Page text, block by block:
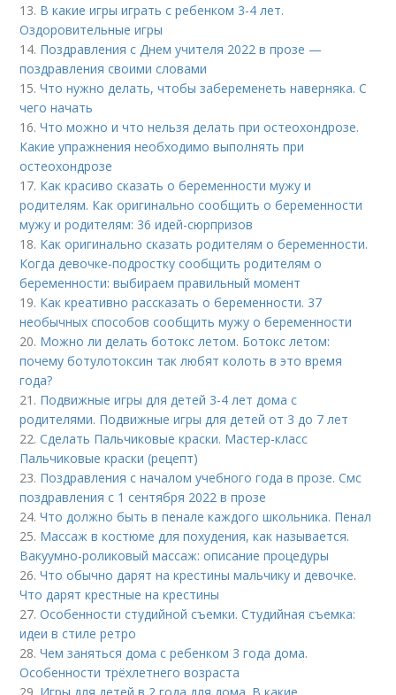
13. В какие игры играть с ребенком 3-4 лет.
Оздоровительные игры
14. Поздравления с Днем учителя 2022 в прозе —
поздравления своими словами
15.Что нужно делать, чтобы забеременеть наверняка. С
чего начать
16.Что можно и что нельзя делать при остеохондрозе.
Какие упражнения необходимо выполнять при
остеохондрозе
17. Как красиво сказать о беременности мужу и
родителям. Как оригинально сообщить о беременности
мужу и родителям: 36 идей-сюрпризов
18. Как оригинально сказать родителям о беременности.
Когда девочке-подростку сообщить родителям о
беременности: выбираем правильный момент
19. Как креативно рассказать о беременности. 37
необычных способов сообщить мужу о беременности
20. Можно ли делать ботокс летом. Ботокс летом:
почему ботулотоксин так любят колоть в это время
года?
21. Подвижные игры для детей 3-4 лет дома с
родителями. Подвижные игры для детей от 3 до 7 лет
22.Сделать Пальчиковые краски. Мастер-класс
Пальчиковые краски (рецепт)
23. Поздравления с началом учебного года в прозе. Смс
поздравления с 1 сентября 2022 в прозе
24.Что должно быть в пенале каждого школьника. Пенал
25. Массаж в костюме для похудения, как называется.
Вакуумно-роликовый массаж: описание процедуры
26.Что обычно дарят на крестины мальчику и девочке.
Что дарят крестные на крестины
27.Особенности студийной съемки. Студийная съемка:
идеи в стиле ретро
28.Чем заняться дома с ребенком 3 года дома.
Особенности трёхлетнего возраста